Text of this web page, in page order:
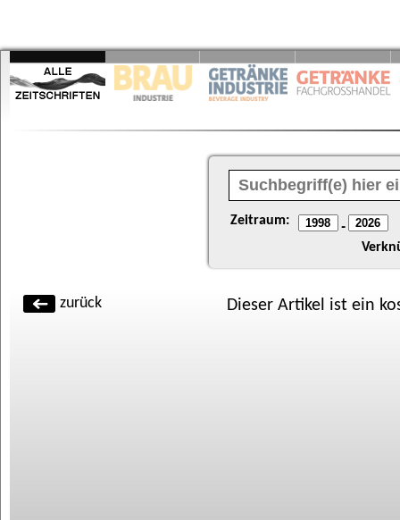
Zeitraum: -
zurück Dieser Artikel ist ein